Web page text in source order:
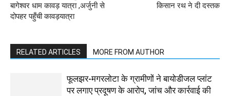
बागेश्वर धाम कावड़ यात्रा ,अर्जुनी से
दोपहर पहुँची कावड़यात्रा
किसान रथ ने दी दस्तक
RELATED ARTICLES MORE FROM AUTHOR
फूलझर-मगरलोटा के ग्रामीणों ने बायोडीजल प्लांट
पर लगाए प्रदूषण के आरोप, जांच और कार्रवाई की